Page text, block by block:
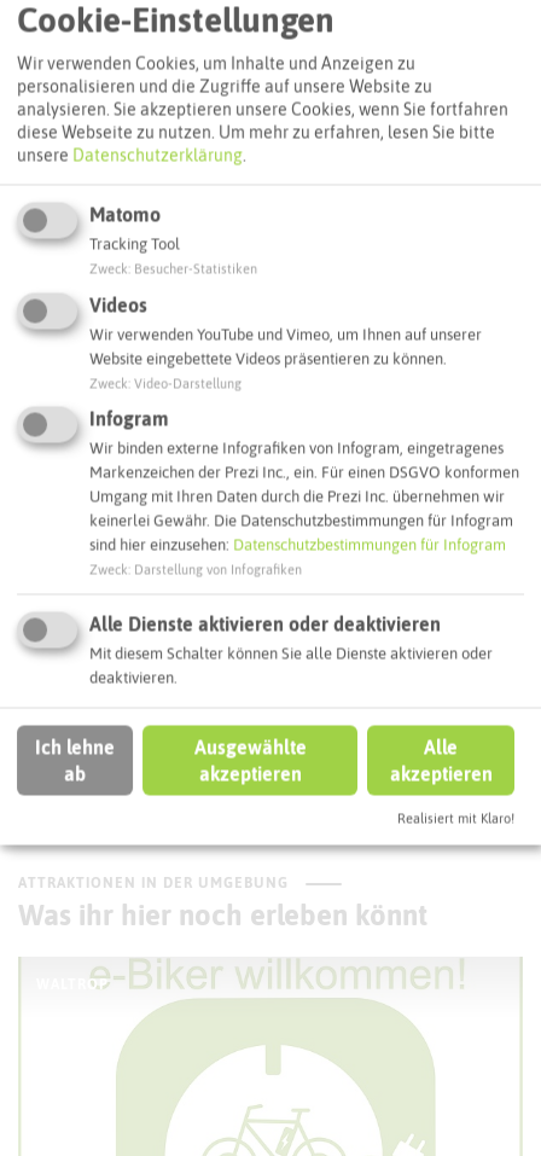
Adresse:
Haus der Handweberei - Hotel Kaufhold
Bahnhofstraße 95
45731 Waltrop
Webseite
Interaktive Karte
Routenplanung zum Ziel:
Autoroute finden
ATTRAKTIONEN IN DER UMGEBUNG
Was ihr hier noch erleben könnt
WALTROP
Cookie-Einstellungen
Wir verwenden Cookies, um Inhalte und Anzeigen zu
personalisieren und die Zugriffe auf unsere Website zu
analysieren. Sie akzeptieren unsere Cookies, wenn Sie fortfahren
diese Webseite zu nutzen. Um mehr zu erfahren, lesen Sie bitte
unsere Datenschutzerklärung.
Matomo
Tracking Tool
Zweck Besucher-Statistiken
Videos
Wir verwenden YouTube und Vimeo, um Ihnen auf unserer
Website eingebettete Videos präsentieren zu können.
Zweck Video-Darstellung
Infogram
Wir binden externe Infografiken von Infogram, eingetragenes
Markenzeichen der Prezi Inc., ein. Für einen DSGVO konformen
Umgang mit Ihren Daten durch die Prezi Inc. übernehmen wir
keinerlei Gewähr. Die Datenschutzbestimmungen für Infogram
sind hier einzusehen: Datenschutzbestimmungen für Infogram
Zweck Darstellung von Infografiken
Alle Dienste aktivieren oder deaktivieren
Mit diesem Schalter können Sie alle Dienste aktivieren oder
deaktivieren.
Ich lehne
ab
Ausgewählte
akzeptieren
Alle
akzeptieren
Realisiert mit Klaro!